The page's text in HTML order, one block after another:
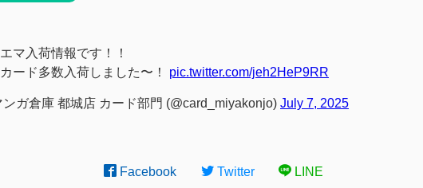
マ入荷情報です！！
ード多数入荷しました〜！ pic.twitter.com/jeh2HeP9RR
ガ倉庫 都城店 カード部門 (@card_miyakonjo) July 7, 2025
Facebook Twitter LINE